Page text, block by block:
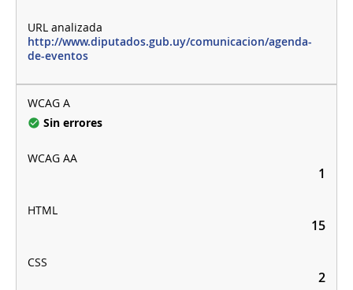
http://www.diputados.gub.uy/comunicacion/agenda-
de-eventos
Sin errores
1
15
2